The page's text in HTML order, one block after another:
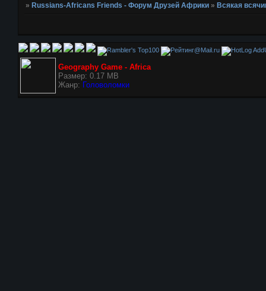
»Russians-Africans Friends - Форум Друзей Африки »Всякая
Geography Game - Africa
Размер: 0.17 MB
Жанр: Головоломки